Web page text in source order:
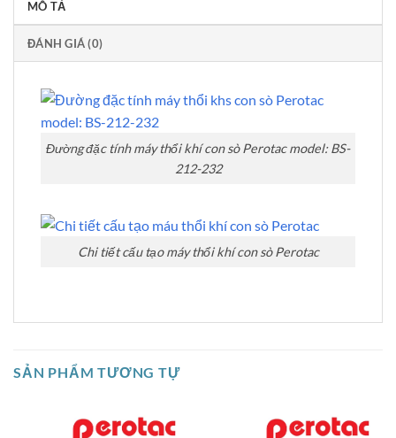
MÔ TẢ
ĐÁNH GIÁ (0)
Đường đặc tính máy thổi khí con sò Perotac model: BS-
212-232
Chi tiết cấu tạo máy thổi khí con sò Perotac
SẢN PHẨM TƯƠNG TỰ